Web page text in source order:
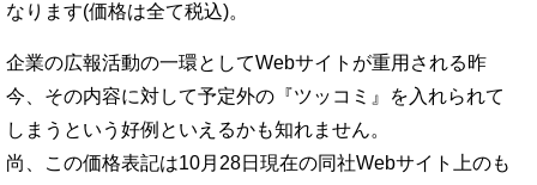
なります(価格は全て税込)。
企業の広報活動の一環としてWebサイトが重用される昨
今、その内容に対して予定外の『ツッコミ』を入れられて
しまうという好例といえるかも知れません。
尚、この価格表記は10月28日現在の同社Webサイト上のも